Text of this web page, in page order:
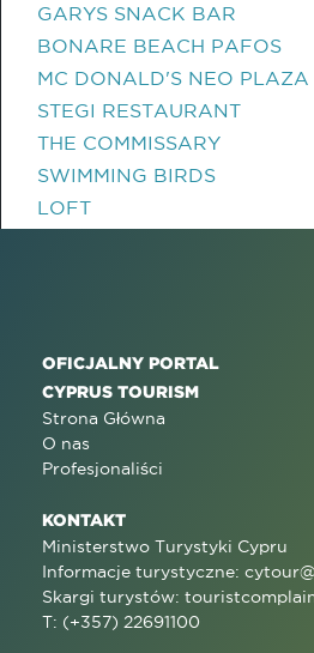
GARYS SNACK BAR
BONARE BEACH PAFOS
MC DONALD'S NEO PLAZA
STEGI RESTAURANT
THE COMMISSARY
SWIMMING BIRDS
LOFT
OFICJALNY PORTAL
CYPRUS TOURISM
Strona Główna
O nas
Profesjonaliści
KONTAKT
Ministerstwo Turystyki Cypru
Informacje turystyczne:
Skargi turystów:
T: (+357) 22691100